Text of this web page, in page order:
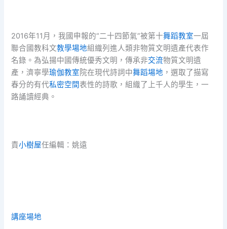
2016年11月，我國申報的“二十四節氣”被第十舞蹈教室一屆
聯合國教科文教學場地組織列進人類非物質文明遺產代表作
名錄。為弘揚中國傳統優秀文明，傳承非交流物質文明遺
產，濟寧學瑜伽教室院在現代詩詞中舞蹈場地 ，選取了描寫
春分的有代私密空間表性的詩歌，組織了上千人的學生，一
路誦讀經典。
責小樹屋任編輯：姚遠
講座場地